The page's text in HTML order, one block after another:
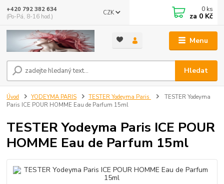
Menu
CZK
Hledat
+420 792 382 634
(Po-Pá, 8-16 hod.)
0 ks
za 0 Kč
Úvod YODEYMA PARIS TESTER Yodeyma Paris
TESTER Yodeyma
Paris ICE POUR HOMME Eau de Parfum 15ml
TESTER Yodeyma Paris ICE POUR
HOMME Eau de Parfum 15ml